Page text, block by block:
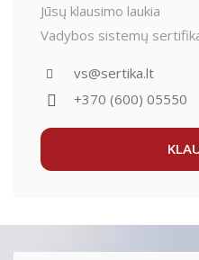
Jūsų klausimo laukia
Vadybos sistemų
vs@sertika.lt
+370 (600) 05550